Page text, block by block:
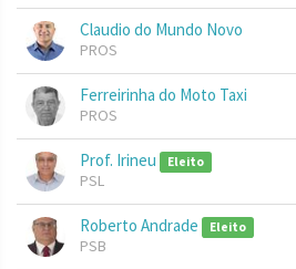
Claudio do Mundo Novo
PROS
Ferreirinha do Moto Taxi
PROS
Prof. Irineu Eleito
PSL
Roberto Andrade Eleito
PSB